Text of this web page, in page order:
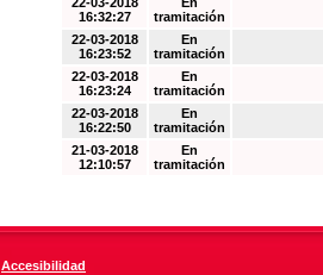
16:32:27
tramitación
22-03-2018
16:23:52
En
tramitación
22-03-2018
16:23:24
En
tramitación
22-03-2018
16:22:50
En
tramitación
21-03-2018
12:10:57
En
tramitación
Accesibilidad